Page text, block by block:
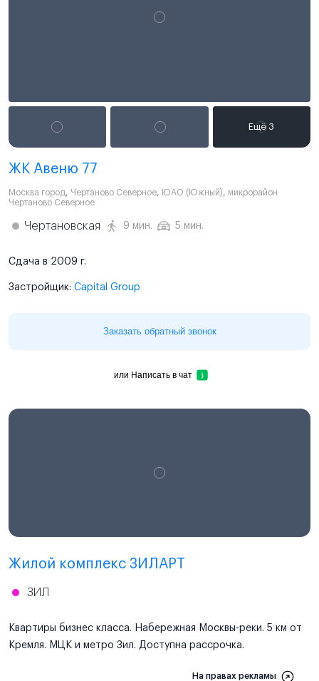
ЖК Авеню 77
Москва город, Чертаново Северное, ЮАО (Южный), микрорайон
Чертаново Северное
Чертановская 9 мин. 5 мин.
Сдача в 2009 г.
Застройщик: Capital Group
Заказать обратный звонок
или Написать в чат
Жилой комплекс ЗИЛАРТ
ЗИЛ
Квартиры бизнес класса. Набережная Москвы-реки. 5 км от
Кремля. МЦК и метро Зил. Доступна рассрочка.
На правах рекламы